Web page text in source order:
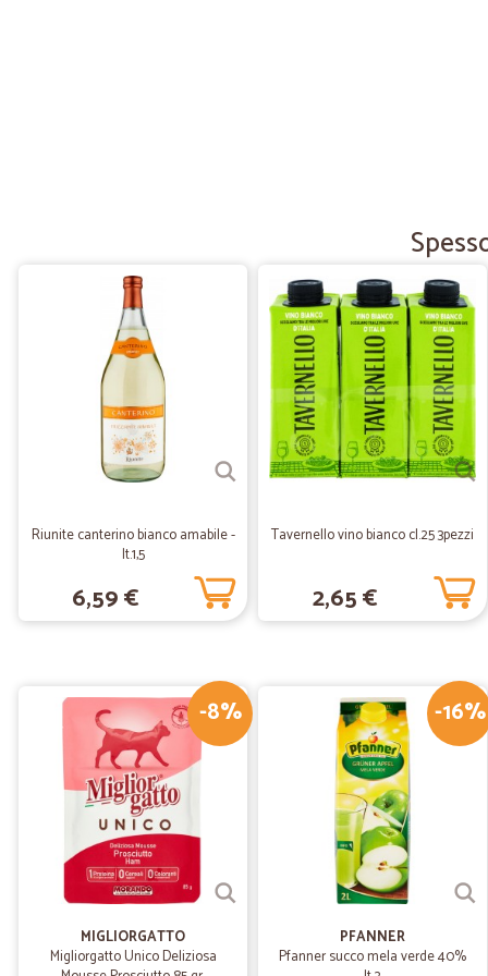
Riunite canterino bianco amabile -
lt.1,5
6,59 €
Tavernello vino bianco cl.25 3pezzi
2,65 €
-8%
MIGLIORGATTO
Migliorgatto Unico Deliziosa
-16%
PFANNER
Pfanner succo mela verde 40%